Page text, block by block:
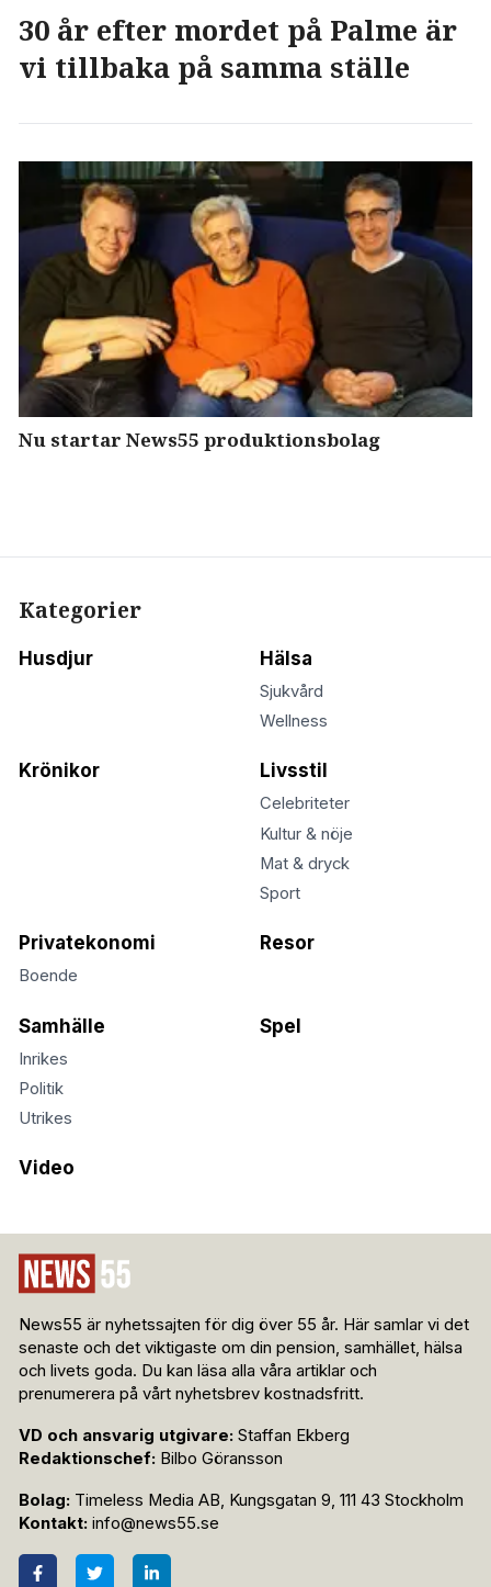
30 år efter mordet på Palme är
vi tillbaka på samma ställe
Nu startar News55 produktionsbolag
Kategorier
Husdjur Hälsa
Sjukvård
Wellness
Krönikor Livsstil
Celebriteter
Kultur & nöje
Mat & dryck
Sport
Privatekonomi
Boende
Resor
Samhälle
Inrikes
Politik
Utrikes
Spel
Video
News55 är nyhetssajten för dig över 55 år. Här samlar vi det
senaste och det viktigaste om din pension, samhället, hälsa
och livets goda. Du kan läsa alla våra artiklar och
prenumerera på vårt nyhetsbrev kostnadsfritt.
VD och ansvarig utgivare: Staffan Ekberg
Redaktionschef: Bilbo Göransson
Bolag: Timeless Media AB, Kungsgatan 9, 111 43 Stockholm
Kontakt: info@news55.se